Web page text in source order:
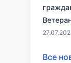
Все